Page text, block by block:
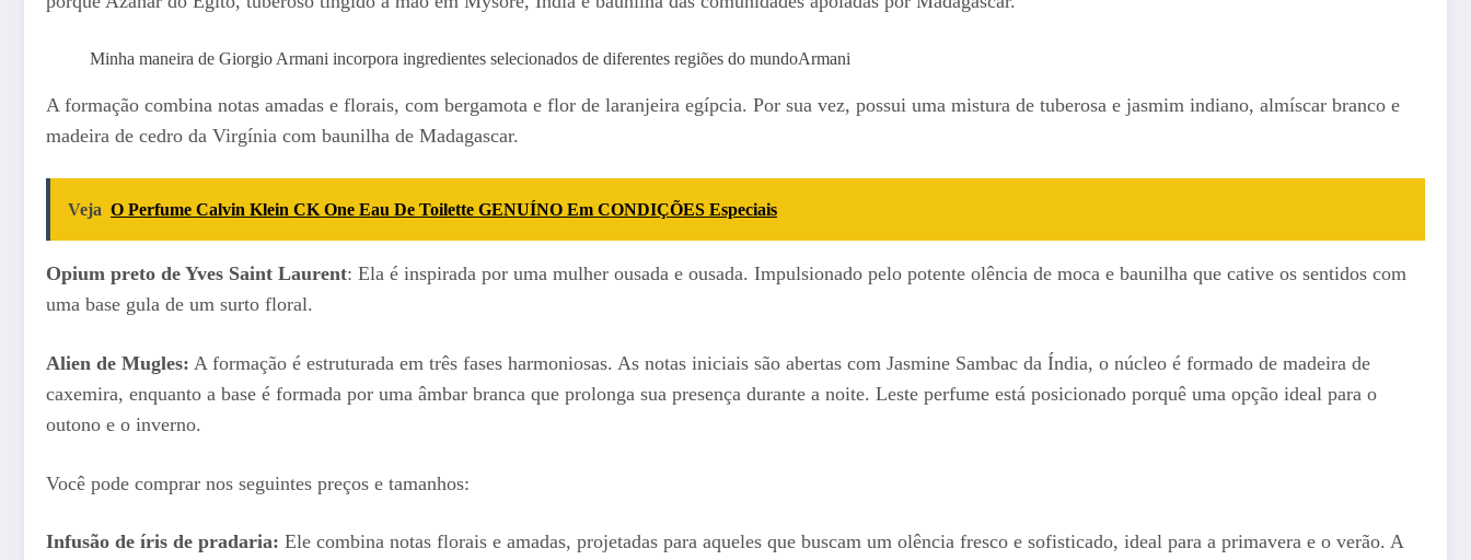
Minha maneira de Giorgio Armani incorpora ingredientes selecionados de diferentes regiões do mundoArmani
A formação combina notas amadas e florais, com bergamota e flor de laranjeira egípcia. Por sua vez, possui uma mistura de tuberosa e jasmim indiano, almíscar branco e
madeira de cedro da Virgínia com baunilha de Madagascar.
Veja O Perfume Calvin Klein CK One Eau De Toilette GENUÍNO Em CONDIÇÕES Especiais
Opium preto de Yves Saint Laurent: Ela é inspirada por uma mulher ousada e ousada. Impulsionado pelo potente olência de moca e baunilha que cative os sentidos com
uma base gula de um surto floral.
Alien de Mugles: A formação é estruturada em três fases harmoniosas. As notas iniciais são abertas com Jasmine Sambac da Índia, o núcleo é formado de madeira de
caxemira, enquanto a base é formada por uma âmbar branca que prolonga sua presença durante a noite. Leste perfume está posicionado porquê uma opção ideal para o
outono e o inverno.
Você pode comprar nos seguintes preços e tamanhos:
Infusão de íris de pradaria: Ele combina notas florais e amadas, projetadas para aqueles que buscam um olência fresco e sofisticado, ideal para a primavera e o verão. A